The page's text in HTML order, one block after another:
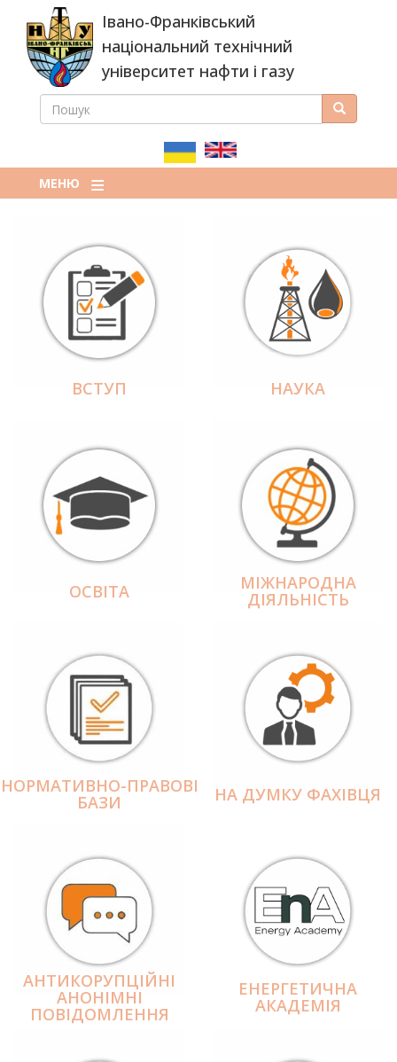
основного
вмісту
Івано-Франківський
національний технічний
університет нафти і газу
ПОШУКОВА
ПОШУК Пошук
МЕНЮ
ВСТУП НАУКА
ОСВІТА МІЖНАРОДНА
ДІЯЛЬНІCТЬ
НОРМАТИВНО-ПРАВОВІ
БАЗИ НА ДУМКУ ФАХІВЦЯ
АНТИКОРУПЦІЙНІ
АНОНІМНІ
ПОВІДОМЛЕННЯ
ЕНЕРГЕТИЧНА
АКАДЕМІЯ